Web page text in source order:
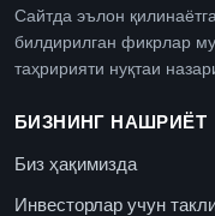
Сайтда эълон
билдирилган фикрлар
таҳририяти нуқтаи
БИЗНИНГ НАШРИЁТ
Биз ҳақимизда
Инвесторлар учун